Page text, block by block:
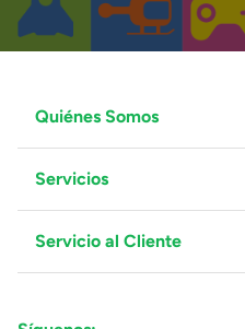
Quiénes Somos
Grupo Juguetron
Localiza tu tienda
Blog
Servicios
Facturación
Proveedores
Servicio al Cliente